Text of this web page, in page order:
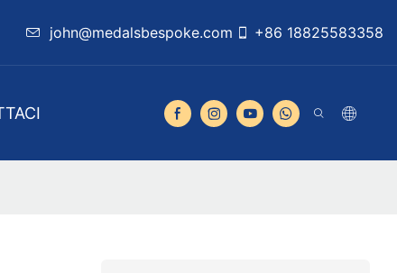
john@medalsbespoke.com +86 18825583358